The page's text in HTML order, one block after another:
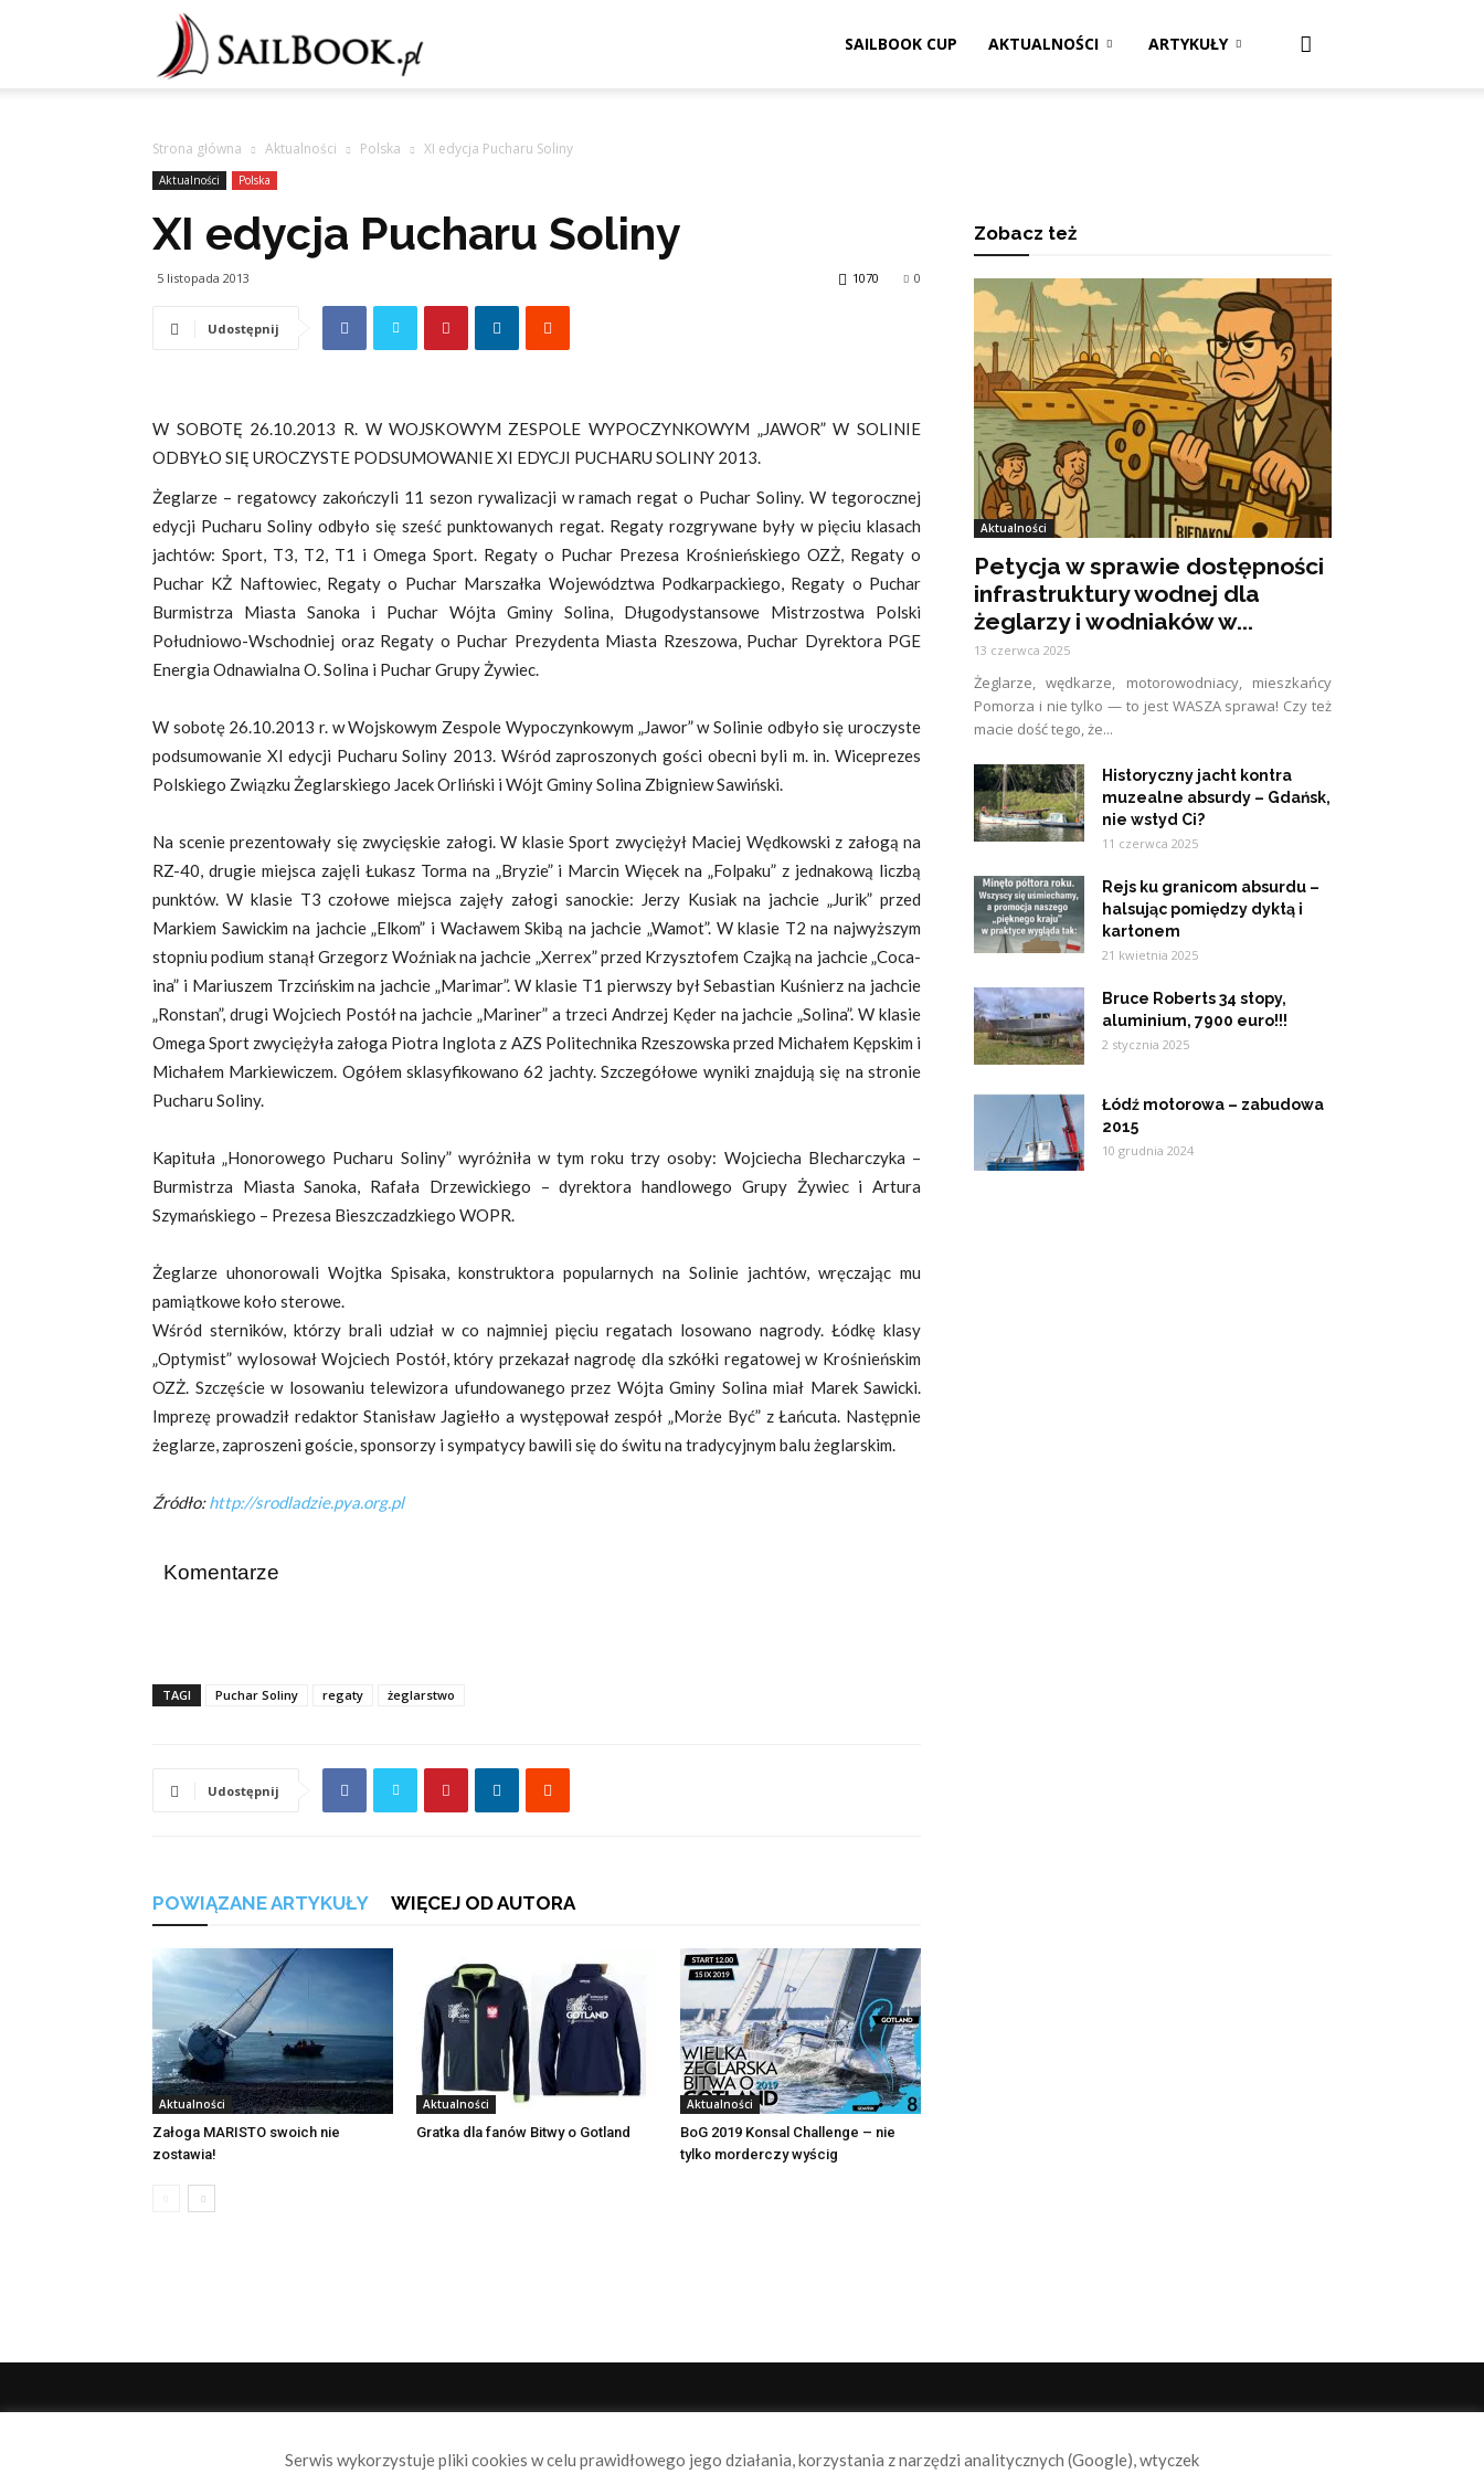
SAILBOOK CUP AKTUALNOŚCI ARTYKUŁY
Strona główna Aktualności Polska XI edycja Pucharu Soliny
Aktualności Polska
XI edycja Pucharu Soliny
5 listopada 2013 0
1070
Udostępnij
W SOBOTĘ 26.10.2013 R. W WOJSKOWYM ZESPOLE WYPOCZYNKOWYM „JAWOR” W SOLINIE
ODBYŁO SIĘ UROCZYSTE PODSUMOWANIE XI EDYCJI PUCHARU SOLINY 2013.
Żeglarze – regatowcy zakończyli 11 sezon rywalizacji w ramach regat o Puchar Soliny. W tegorocznej
edycji Pucharu Soliny odbyło się sześć punktowanych regat. Regaty rozgrywane były w pięciu klasach
jachtów: Sport, T3, T2, T1 i Omega Sport. Regaty o Puchar Prezesa Krośnieńskiego OZŻ, Regaty o
Puchar KŻ Naftowiec, Regaty o Puchar Marszałka Województwa Podkarpackiego, Regaty o Puchar
Burmistrza Miasta Sanoka i Puchar Wójta Gminy Solina, Długodystansowe Mistrzostwa Polski
Południowo-Wschodniej oraz Regaty o Puchar Prezydenta Miasta Rzeszowa, Puchar Dyrektora PGE
Energia Odnawialna O. Solina i Puchar Grupy Żywiec.
W sobotę 26.10.2013 r. w Wojskowym Zespole Wypoczynkowym „Jawor” w Solinie odbyło się uroczyste
podsumowanie XI edycji Pucharu Soliny 2013. Wśród zaproszonych gości obecni byli m. in. Wiceprezes
Polskiego Związku Żeglarskiego Jacek Orliński i Wójt Gminy Solina Zbigniew Sawiński.
Na scenie prezentowały się zwycięskie załogi. W klasie Sport zwyciężył Maciej Wędkowski z załogą na
RZ-40, drugie miejsca zajęli Łukasz Torma na „Bryzie” i Marcin Więcek na „Folpaku” z jednakową liczbą
punktów. W klasie T3 czołowe miejsca zajęły załogi sanockie: Jerzy Kusiak na jachcie „Jurik” przed
Markiem Sawickim na jachcie „Elkom” i Wacławem Skibą na jachcie „Wamot”. W klasie T2 na najwyższym
stopniu podium stanął Grzegorz Woźniak na jachcie „Xerrex” przed Krzysztofem Czajką na jachcie „Coca-
ina” i Mariuszem Trzcińskim na jachcie „Marimar”. W klasie T1 pierwszy był Sebastian Kuśnierz na jachcie
„Ronstan”, drugi Wojciech Postół na jachcie „Mariner” a trzeci Andrzej Kęder na jachcie „Solina”. W klasie
Omega Sport zwyciężyła załoga Piotra Inglota z AZS Politechnika Rzeszowska przed Michałem Kępskim i
Michałem Markiewiczem. Ogółem sklasyfikowano 62 jachty. Szczegółowe wyniki znajdują się na stronie
Pucharu Soliny.
Kapituła „Honorowego Pucharu Soliny” wyróżniła w tym roku trzy osoby: Wojciecha Blecharczyka –
Burmistrza Miasta Sanoka, Rafała Drzewickiego – dyrektora handlowego Grupy Żywiec i Artura
Szymańskiego – Prezesa Bieszczadzkiego WOPR.
Żeglarze uhonorowali Wojtka Spisaka, konstruktora popularnych na Solinie jachtów, wręczając mu
pamiątkowe koło sterowe.
Wśród sterników, którzy brali udział w co najmniej pięciu regatach losowano nagrody. Łódkę klasy
„Optymist” wylosował Wojciech Postół, który przekazał nagrodę dla szkółki regatowej w Krośnieńskim
OZŻ. Szczęście w losowaniu telewizora ufundowanego przez Wójta Gminy Solina miał Marek Sawicki.
Imprezę prowadził redaktor Stanisław Jagiełło a występował zespół „Morże Być” z Łańcuta. Następnie
żeglarze, zaproszeni goście, sponsorzy i sympatycy bawili się do świtu na tradycyjnym balu żeglarskim.
Źródło:http://srodladzie.pya.org.pl
Komentarze
TAGI Puchar Soliny regaty żeglarstwo
Udostępnij
POWIĄZANE ARTYKUŁY WIĘCEJ OD AUTORA
Aktualności
Załoga MARISTO swoich nie
zostawia!
Aktualności
Gratka dla fanów Bitwy o Gotland
Aktualności
BoG 2019 Konsal Challenge – nie
tylko morderczy wyścig
Zobacz też
Aktualności
Petycja w sprawie dostępności
infrastruktury wodnej dla
żeglarzy i wodniaków w...
13 czerwca 2025
Żeglarze, wędkarze, motorowodniacy, mieszkańcy
Pomorza i nie tylko — to jest WASZA sprawa! Czy też
macie dość tego, że...
Historyczny jacht kontra
muzealne absurdy – Gdańsk,
nie wstyd Ci?
11 czerwca 2025
Rejs ku granicom absurdu –
halsując pomiędzy dyktą i
kartonem
21 kwietnia 2025
Bruce Roberts 34 stopy,
aluminium, 7900 euro!!!
2 stycznia 2025
Łódź motorowa – zabudowa
2015
10 grudnia 2024
Serwis wykorzystuje pliki cookies w celu prawidłowego jego działania, korzystania z narzędzi analitycznych (Google), wtyczek